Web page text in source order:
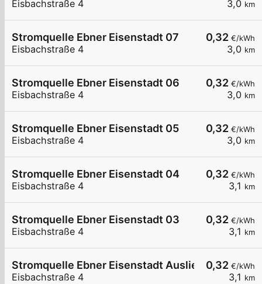
3,0 km
Eisbachstraße 4
0,32 €/kWh
3,0 km
Stromquelle Ebner Eisenstadt 07
Eisbachstraße 4
0,32 €/kWh
3,0 km
Stromquelle Ebner Eisenstadt 06
Eisbachstraße 4
0,32 €/kWh
3,0 km
Stromquelle Ebner Eisenstadt 05
Eisbachstraße 4
0,32 €/kWh
3,1 km
Stromquelle Ebner Eisenstadt 04
Eisbachstraße 4
0,32 €/kWh
3,1 km
Stromquelle Ebner Eisenstadt 03
Eisbachstraße 4
0,32 €/kWh
3,1 km
Stromquelle Ebner Eisenstadt Auslieferung
Eisbachstraße 4